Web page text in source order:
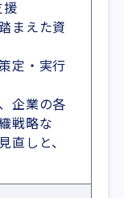
まえた資
定・実行
企業の各
戦略な
直しと、